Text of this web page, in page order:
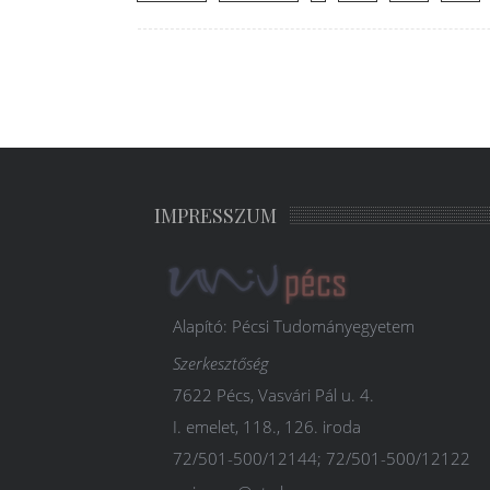
IMPRESSZUM
Alapító: Pécsi Tudományegyetem
Szerkesztőség
7622 Pécs, Vasvári Pál u. 4.
I. emelet, 118., 126. iroda
72/501-500/12144; 72/501-500/12122